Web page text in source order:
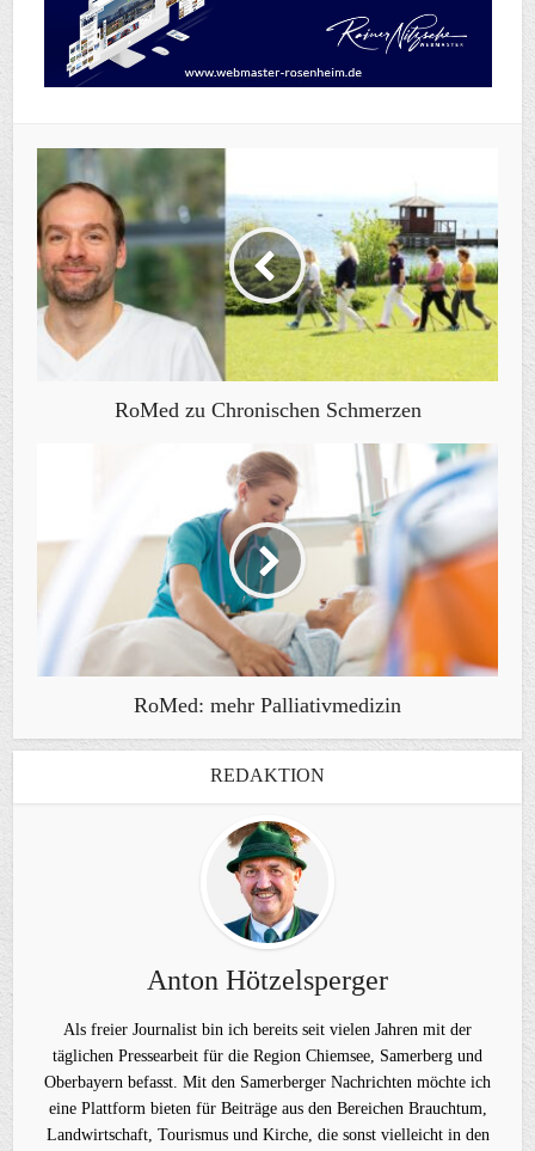
RoMed zu Chronischen Schmerzen
RoMed: mehr Palliativmedizin
REDAKTION
Anton Hötzelsperger
Als freier Journalist bin ich bereits seit vielen Jahren mit der
täglichen Pressearbeit für die Region Chiemsee, Samerberg und
Oberbayern befasst. Mit den Samerberger Nachrichten möchte ich
eine Plattform bieten für Beiträge aus den Bereichen Brauchtum,
Landwirtschaft, Tourismus und Kirche, die sonst vielleicht in den